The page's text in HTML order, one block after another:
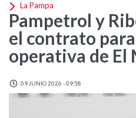
La Pampa
Pampetrol y
el contrato
operativa de El
09 JUNIO 2026 - 09:58